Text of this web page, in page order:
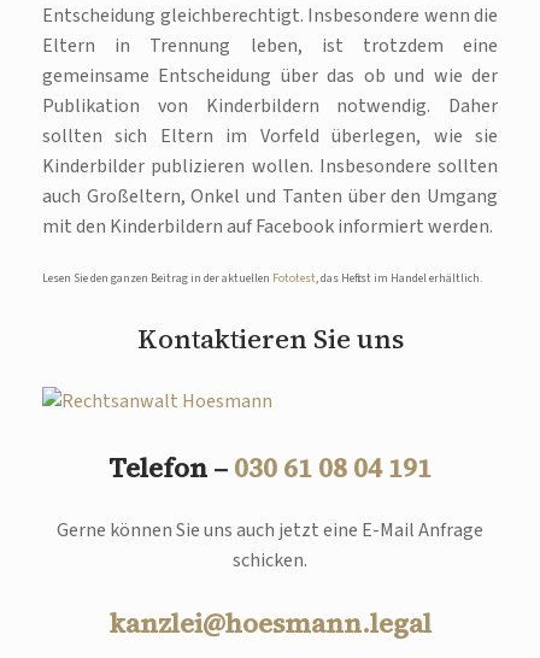
Entscheidung gleichberechtigt. Insbesondere wenn die
Eltern in Trennung leben, ist trotzdem eine
gemeinsame Entscheidung über das ob und wie der
Publikation von Kinderbildern notwendig. Daher
sollten sich Eltern im Vorfeld überlegen, wie sie
Kinderbilder publizieren wollen. Insbesondere sollten
auch Großeltern, Onkel und Tanten über den Umgang
mit den Kinderbildern auf Facebook informiert werden.
Lesen Sie den ganzen Beitrag in der aktuellen Fototest, das Heft ist im Handel erhältlich.
Kontaktieren Sie uns
Telefon – 030 61 08 04 191
Gerne können Sie uns auch jetzt eine E-Mail Anfrage
schicken.
kanzlei@hoesmann.legal